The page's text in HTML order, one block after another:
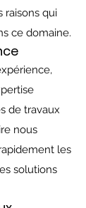
raisons qui
ce domaine.
de travaux
nous
les
solutions